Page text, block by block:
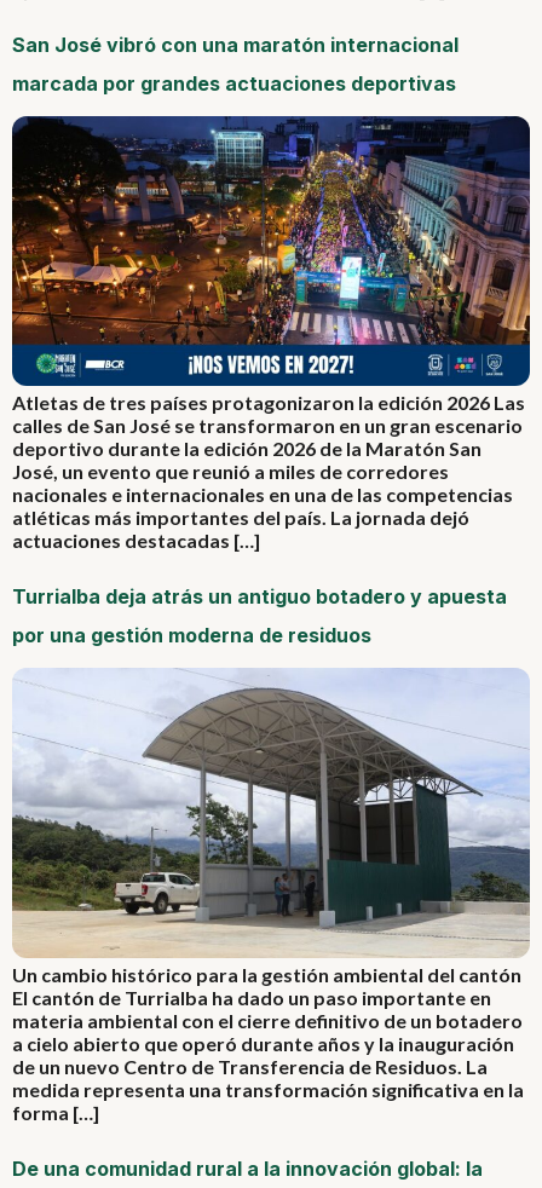
San José vibró con una maratón internacional
marcada por grandes actuaciones deportivas
Atletas de tres países protagonizaron la edición 2026 Las
calles de San José se transformaron en un gran escenario
deportivo durante la edición 2026 de la Maratón San
José, un evento que reunió a miles de corredores
nacionales e internacionales en una de las competencias
atléticas más importantes del país. La jornada dejó
actuaciones destacadas […]
Turrialba deja atrás un antiguo botadero y apuesta
por una gestión moderna de residuos
Un cambio histórico para la gestión ambiental del cantón
El cantón de Turrialba ha dado un paso importante en
materia ambiental con el cierre definitivo de un botadero
a cielo abierto que operó durante años y la inauguración
de un nuevo Centro de Transferencia de Residuos. La
medida representa una transformación significativa en la
forma […]
De una comunidad rural a la innovación global: la